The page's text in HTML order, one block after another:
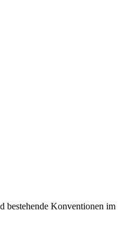
bestehende Konventionen im